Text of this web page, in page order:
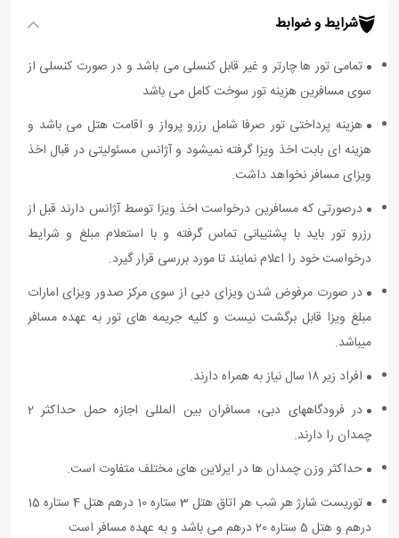
شرایط و ضوابط
تمامی تور ها چارتر و غیر قابل کنسلی می باشد و در صورت کنسلی از
سوی مسافرین هزینه تور سوخت کامل می باشد
هزینه پرداختی تور صرفا شامل رزرو پرواز و اقامت هتل می باشد و
هزینه ای بابت اخذ ویزا گرفته نمیشود و آژانس مسئولیتی در قبال اخذ
ویزای مسافر نخواهد داشت.
درصورتی که مسافرین درخواست اخذ ویزا توسط آژانس دارند قبل از
رزرو تور باید با پشتیبانی تماس گرفته و با استعلام مبلغ و شرایط
درخواست خود را اعلام نمایند تا مورد بررسی قرار گیرد.
در صورت مرفوض شدن ویزای دبی از سوی مرکز صدور ویزای امارات
مبلغ ویزا قابل برگشت نیست و کلیه جریمه های تور به عهده مسافر
میباشد.
افراد زیر ۱۸ سال نیاز به همراه دارند.
در فرودگاه‎های دبی، مسافران بین المللی اجازه حمل حداکثر 2
چمدان را دارند.
حداکثر وزن چمدان ها در ایرلاین های مختلف متفاوت است.
توریست شارژ هر شب هر اتاق هتل 3 ستاره 10 درهم هتل 4 ستاره 15
درهم و هتل 5 ستاره 20 درهم می باشد و به عهده مسافر است